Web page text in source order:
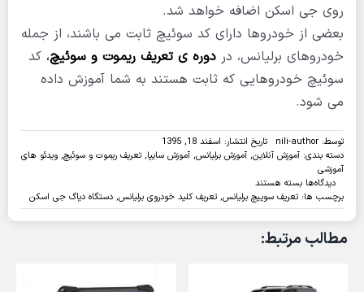
روی جی اسکن اضافه خواهد شد.
بعضی از خودروها دارای کد سوئیچ ثابت می باشند، از جمله
خودروهای برلیانس، در دوره ی تعریف ریموت و سوئیچ، کد
سوئیچ خودروهایی که ثابت هستند به شما آموزش داده
می شود.
توسط: nili-author
تاریخ انتشار: اسفند 18, 1395
دسته بندی: آموزش آنلاین, آموزش برلیانس, آموزش سایپا, تعریف ریموت و سوئیچ, ویدئو های
آموزشی
دیدگاه‌ها برای
ویدئو:تعریف
سوئیچ
برلیانس
با
دیاگ
بسته هستند
برچسب ها: تعریف سوییچ برلیانس, تعریف کلید خودروی برلیانس, دستگاه دیاگ جی اسکن
مطالب مرتبط: